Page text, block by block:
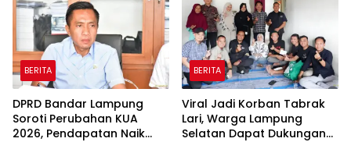
BERITA
DPRD Bandar Lampung
Soroti Perubahan KUA
2026, Pendapatan Naik
BERITA
Viral Jadi Korban Tabrak
Lari, Warga Lampung
Selatan Dapat Dukungan